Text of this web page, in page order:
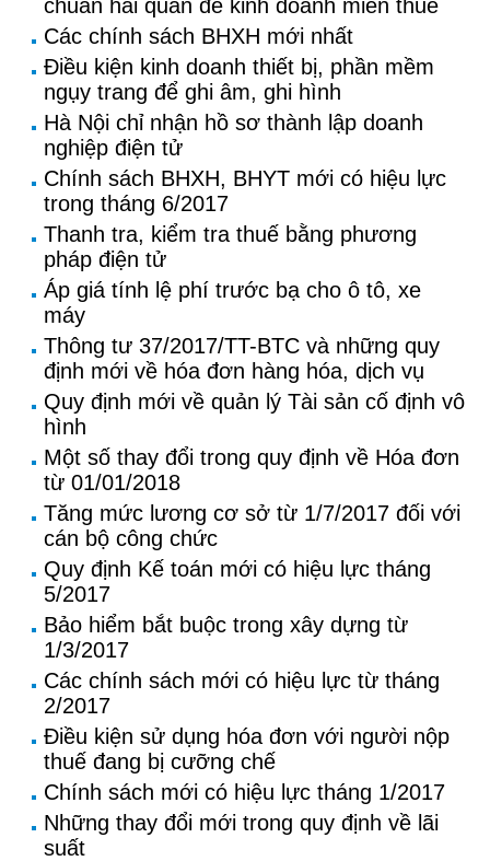
chuẩn hải quan để kinh doanh miễn thuế
Các chính sách BHXH mới nhất
Điều kiện kinh doanh thiết bị, phần mềm
ngụy trang để ghi âm, ghi hình
Hà Nội chỉ nhận hồ sơ thành lập doanh
nghiệp điện tử
Chính sách BHXH, BHYT mới có hiệu lực
trong tháng 6/2017
Thanh tra, kiểm tra thuế bằng phương
pháp điện tử
Áp giá tính lệ phí trước bạ cho ô tô, xe
máy
Thông tư 37/2017/TT-BTC và những quy
định mới về hóa đơn hàng hóa, dịch vụ
Quy định mới về quản lý Tài sản cố định vô
hình
Một số thay đổi trong quy định về Hóa đơn
từ 01/01/2018
Tăng mức lương cơ sở từ 1/7/2017 đối với
cán bộ công chức
Quy định Kế toán mới có hiệu lực tháng
5/2017
Bảo hiểm bắt buộc trong xây dựng từ
1/3/2017
Các chính sách mới có hiệu lực từ tháng
2/2017
Điều kiện sử dụng hóa đơn với người nộp
thuế đang bị cưỡng chế
Chính sách mới có hiệu lực tháng 1/2017
Những thay đổi mới trong quy định về lãi
suất